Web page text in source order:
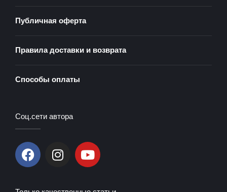
Публичная оферта
Правила доставки и возврата
Способы оплаты
Соц.сети автора
F
a
I
n
Y
o